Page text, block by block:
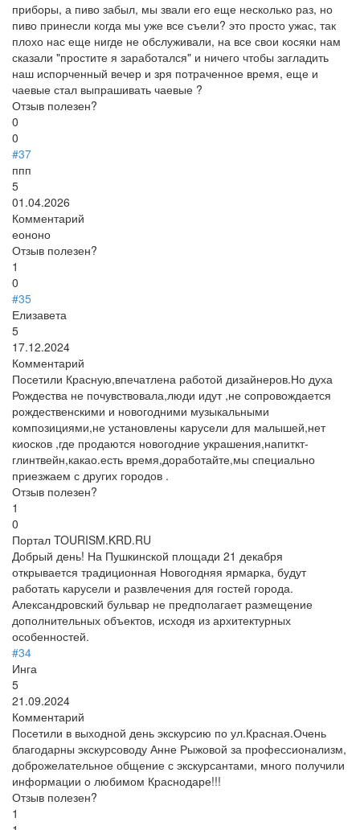
приборы, а пиво забыл, мы звали его еще несколько раз, но
пиво принесли когда мы уже все съели? это просто ужас, так
плохо нас еще нигде не обслуживали, на все свои косяки нам
сказали "простите я заработался" и ничего чтобы загладить
наш испорченный вечер и зря потраченное время, еще и
чаевые стал выпрашивать чаевые ?
Отзыв полезен?
0
0
#37
ппп
5
01.04.2026
Комментарий
еононо
Отзыв полезен?
1
0
#35
Елизавета
5
17.12.2024
Комментарий
Посетили Красную,впечатлена работой дизайнеров.Но духа
Рождества не почувствовала,люди идут ,не сопровождается
рождественскими и новогодними музыкальными
композициями,не установлены карусели для малышей,нет
киосков ,где продаются новогодние украшения,напиткт-
глинтвейн,какао.есть время,доработайте,мы специально
приезжаем с других городов .
Отзыв полезен?
1
0
Портал TOURISM.KRD.RU
Добрый день! На Пушкинской площади 21 декабря
открывается традиционная Новогодняя ярмарка, будут
работать карусели и развлечения для гостей города.
Александровский бульвар не предполагает размещение
дополнительных объектов, исходя из архитектурных
особенностей.
#34
Инга
5
21.09.2024
Комментарий
Посетили в выходной день экскурсию по ул.Красная.Очень
благодарны экскурсоводу Анне Рыжовой за профессионализм,
доброжелательное общение с экскурсантами, много получили
информации о любимом Краснодаре!!!
Отзыв полезен?
1